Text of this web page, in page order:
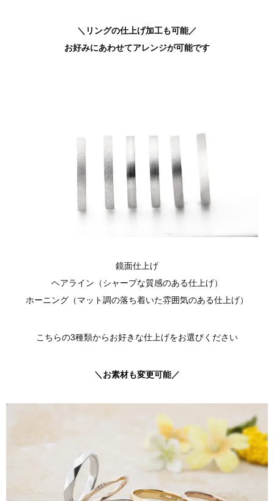
＼リングの仕上げ加工も可能／
お好みにあわせてアレンジが可能です
鏡面仕上げ
ヘアライン（シャープな質感のある仕上げ）
ホーニング（マット調の落ち着いた雰囲気のある仕上げ）
こちらの3種類からお好きな仕上げをお選びください
＼お素材も変更可能／